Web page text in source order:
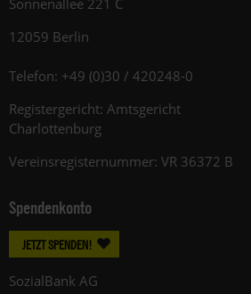
12059 Berlin
Telefon: +49 (0)30 / 420248-0
Registergericht: Amtsgericht
Charlottenburg
Vereinsregisternummer: VR 36372 B
Spendenkonto
JETZT SPENDEN!
SozialBank AG